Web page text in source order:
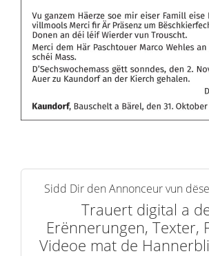
Sidd Dir den Annonceur vun
Trauert digital a
Erënnerungen, Texter,
Videoe mat de